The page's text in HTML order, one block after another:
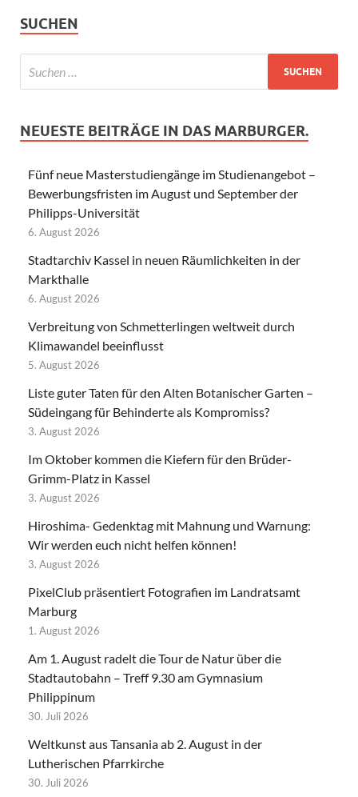
SUCHEN
NEUESTE BEITRÄGE IN DAS MARBURGER.
Fünf neue Masterstudiengänge im Studienangebot –
Bewerbungsfristen im August und September der
Philipps-Universität
6. August 2026
Stadtarchiv Kassel in neuen Räumlichkeiten in der
Markthalle
6. August 2026
Verbreitung von Schmetterlingen weltweit durch
Klimawandel beeinflusst
5. August 2026
Liste guter Taten für den Alten Botanischer Garten –
Südeingang für Behinderte als Kompromiss?
3. August 2026
Im Oktober kommen die Kiefern für den Brüder-
Grimm-Platz in Kassel
3. August 2026
Hiroshima- Gedenktag mit Mahnung und Warnung:
Wir werden euch nicht helfen können!
3. August 2026
PixelClub präsentiert Fotografien im Landratsamt
Marburg
1. August 2026
Am 1. August radelt die Tour de Natur über die
Stadtautobahn – Treff 9.30 am Gymnasium
Philippinum
30. Juli 2026
Weltkunst aus Tansania ab 2. August in der
Lutherischen Pfarrkirche
30. Juli 2026